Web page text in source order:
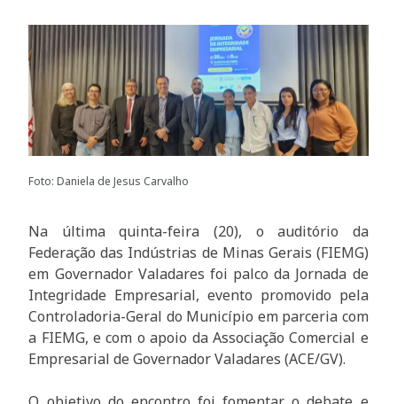
Foto: ​Daniela de Jesus Carvalho
Na última quinta-feira (20), o auditório da
Federação das Indústrias de Minas Gerais (FIEMG)
em Governador Valadares foi palco da Jornada de
Integridade Empresarial, evento promovido pela
Controladoria-Geral do Município em parceria com
a FIEMG, e com o apoio da Associação Comercial e
Empresarial de Governador Valadares (ACE/GV).